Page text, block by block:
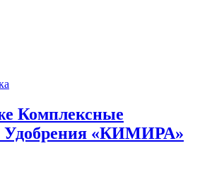
Комплексные
«КИМИРА»